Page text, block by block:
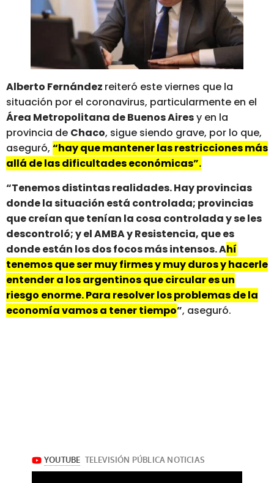
Alberto Fernández reiteró este viernes que la
situación por el coronavirus, particularmente en el
Área Metropolitana de Buenos Airesy en la
provincia de Chaco, sigue siendo grave, por lo que,
aseguró, “hay que mantener las restricciones más
allá de las dificultades económicas”.
“Tenemos distintas realidades. Hay provincias
donde la situación está controlada; provincias
que creían que tenían la cosa controlada y se les
descontroló; y el AMBA y Resistencia, que es
donde están los dos focos más intensos. Ahí
tenemos que ser muy firmes y muy duros y hacerle
entender a los argentinos que circular es un
riesgo enorme. Para resolver los problemas de la
economía vamos a tener tiempo”, aseguró.